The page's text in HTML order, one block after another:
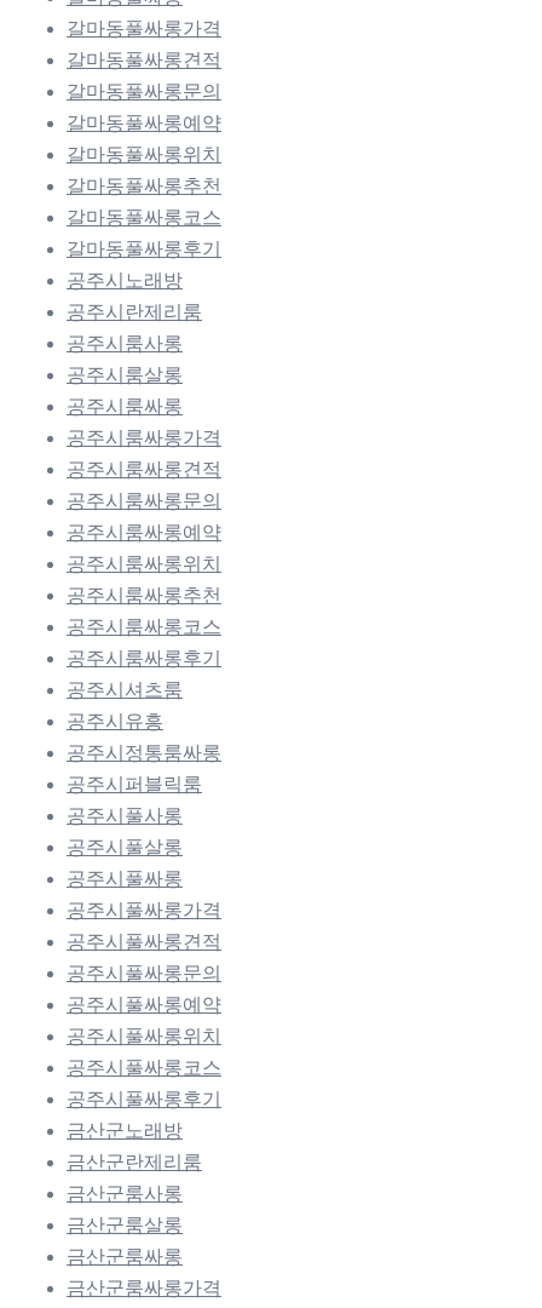
갈마동풀싸롱가격
갈마동풀싸롱견적
갈마동풀싸롱문의
갈마동풀싸롱예약
갈마동풀싸롱위치
갈마동풀싸롱추천
갈마동풀싸롱코스
갈마동풀싸롱후기
공주시노래방
공주시란제리룸
공주시룸사롱
공주시룸살롱
공주시룸싸롱
공주시룸싸롱가격
공주시룸싸롱견적
공주시룸싸롱문의
공주시룸싸롱예약
공주시룸싸롱위치
공주시룸싸롱추천
공주시룸싸롱코스
공주시룸싸롱후기
공주시셔츠룸
공주시유흥
공주시정통룸싸롱
공주시퍼블릭룸
공주시풀사롱
공주시풀살롱
공주시풀싸롱
공주시풀싸롱가격
공주시풀싸롱견적
공주시풀싸롱문의
공주시풀싸롱예약
공주시풀싸롱위치
공주시풀싸롱코스
공주시풀싸롱후기
금산군노래방
금산군란제리룸
금산군룸사롱
금산군룸살롱
금산군룸싸롱
금산군룸싸롱가격